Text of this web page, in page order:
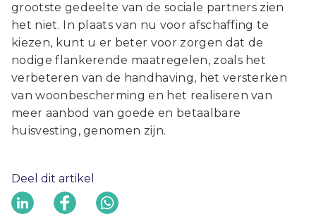
grootste gedeelte van de sociale partners zien
het niet. In plaats van nu voor afschaffing te
kiezen, kunt u er beter voor zorgen dat de
nodige flankerende maatregelen, zoals het
verbeteren van de handhaving, het versterken
van woonbescherming en het realiseren van
meer aanbod van goede en betaalbare
huisvesting, genomen zijn.
Deel dit artikel